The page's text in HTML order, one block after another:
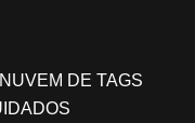
NUVEM DE TAGS